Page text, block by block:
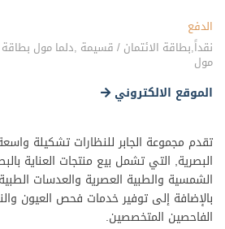
الدفع
نقداً,بطاقة الائتمان / قسيمة ,دلما مول بطاقة
مول
الموقع الالكتروني
تقدم مجموعة الجابر للنظارات تشكيلة
البصرية, التي تشمل بيع منتجات العناية
الشمسية والطبية العصرية والعدسات
بالإضافة إلى توفير خدمات فحص العيون
الفاحصين المتخصصين.